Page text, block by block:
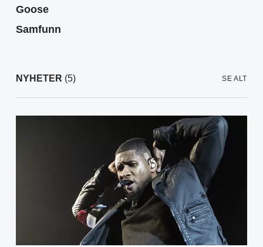
Goose
Samfunn
NYHETER (5) SE ALT